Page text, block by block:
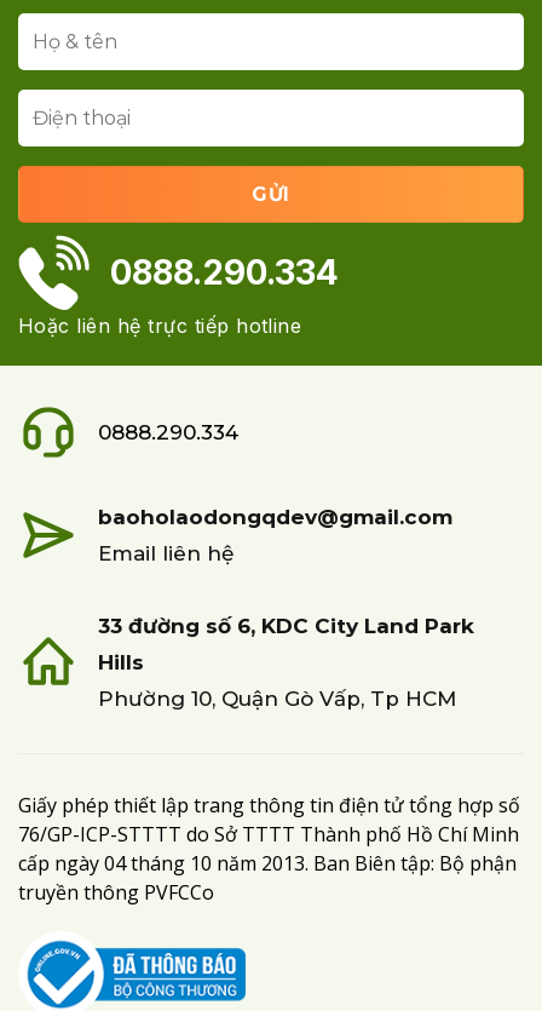
0888.290.334
Hoặc liên hệ trực tiếp hotline
0888.290.334
baoholaodongqdev@gmail.com
Email liên hệ
33 đường số 6, KDC City Land Park
Hills
Phường 10, Quận Gò Vấp, Tp HCM
Giấy phép thiết lập trang thông tin điện tử tổng hợp số
76/GP-ICP-STTTT do Sở TTTT Thành phố Hồ Chí Minh
cấp ngày 04 tháng 10 năm 2013. Ban Biên tập: Bộ phận
truyền thông PVFCCo